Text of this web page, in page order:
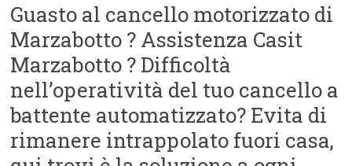
Guasto al cancello motorizzato di
Marzabotto ? Assistenza Casit
Marzabotto ? Difficoltà
nell’operatività del tuo cancello a
battente automatizzato? Evita di
rimanere intrappolato fuori casa,